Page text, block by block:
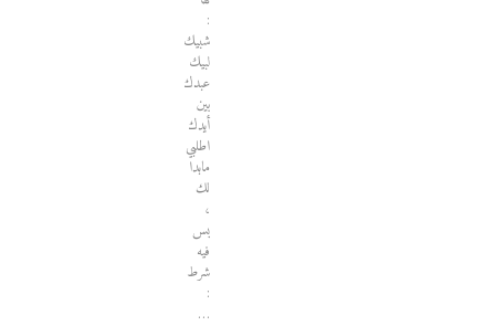
:
شبيك
لبيك
عبدك
بين
أيدك
اطلبي
مابدا
لك
،
بس
فيه
شرط
:
…